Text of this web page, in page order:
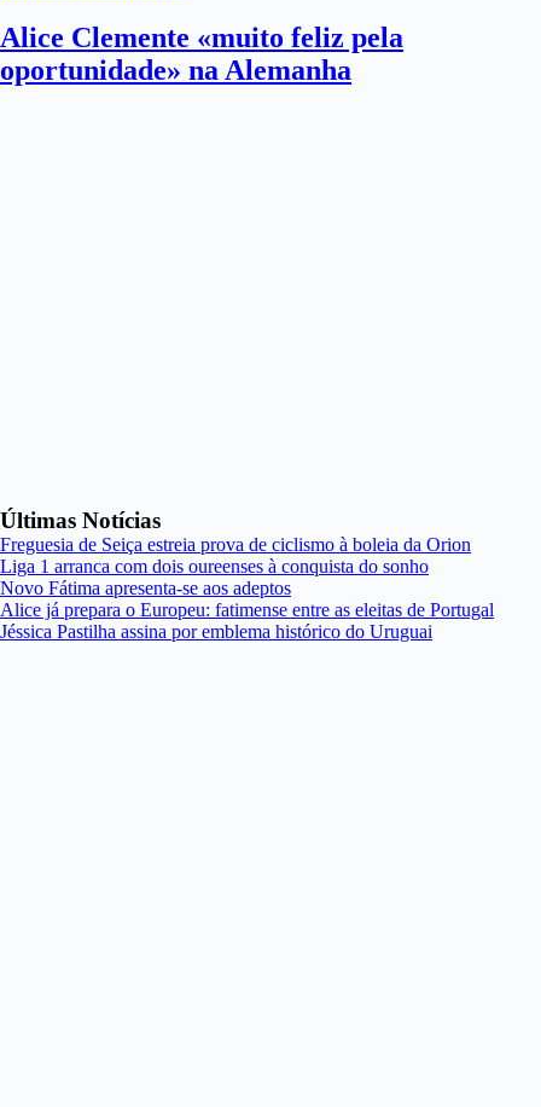
Alice Clemente «muito feliz pela
oportunidade» na Alemanha
Últimas Notícias
Freguesia de Seiça estreia prova de ciclismo à boleia da Orion
Liga 1 arranca com dois oureenses à conquista do sonho
Novo Fátima apresenta-se aos adeptos
Alice já prepara o Europeu: fatimense entre as eleitas de Portugal
Jéssica Pastilha assina por emblema histórico do Uruguai